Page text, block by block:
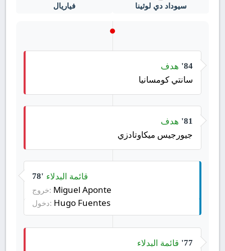
سيوداد دي لوثينا فياريال
84' هدف
سانتي كومسانيا
81' هدف
جيورجيس ميكاوتادزي
78' قائمة البدلاء
خروج: Miguel Aponte
دخول: Hugo Fuentes
77' قائمة البدلاء